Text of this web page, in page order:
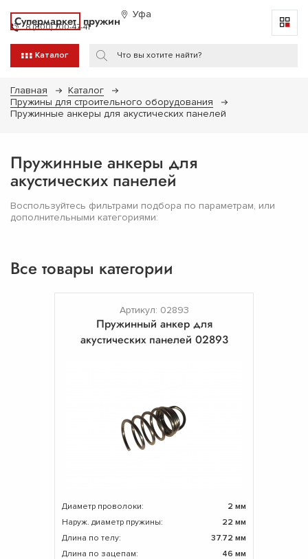
Супермаркет пружин Уфа
8 (800) 700-47-41
Каталог
Главная
Каталог
Пружины для строительного оборудования
Пружинные анкеры для акустических панелей
Пружинные анкеры для
акустических панелей
Воспользуйтесь фильтрами подбора по параметрам, или
дополнительными категориями:
Все товары категории
Артикул: 02893
Пружинный анкер для
акустических панелей 02893
Диаметр проволоки:
2 мм
Наруж. диаметр пружины:
22 мм
Длина по телу:
37.72 мм
Длина по зацепам:
46 мм